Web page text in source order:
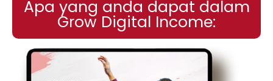
Apa yang anda dapat dalam
Grow Digital Income: